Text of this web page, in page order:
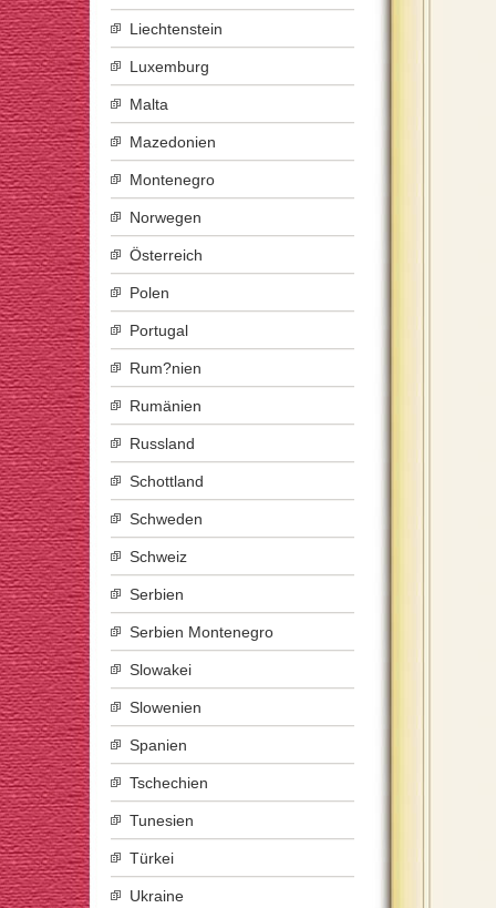
Liechtenstein
Luxemburg
Malta
Mazedonien
Montenegro
Norwegen
Österreich
Polen
Portugal
Rum?nien
Rumänien
Russland
Schottland
Schweden
Schweiz
Serbien
Serbien Montenegro
Slowakei
Slowenien
Spanien
Tschechien
Tunesien
Türkei
Ukraine